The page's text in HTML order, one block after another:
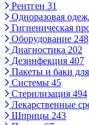
Рентген 31
Одноразовая
Гигиеническая
Оборудование 248
Диагностика 202
Дезинфекция 407
Пакеты и баки
Системы 45
Стерилизация 494
Лекарственные
Шприцы 243